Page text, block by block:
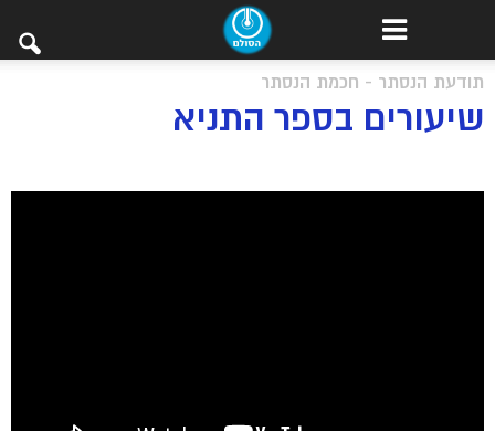
תודעת הנסתר - חכמת הנסתר
שיעורים בספר התניא